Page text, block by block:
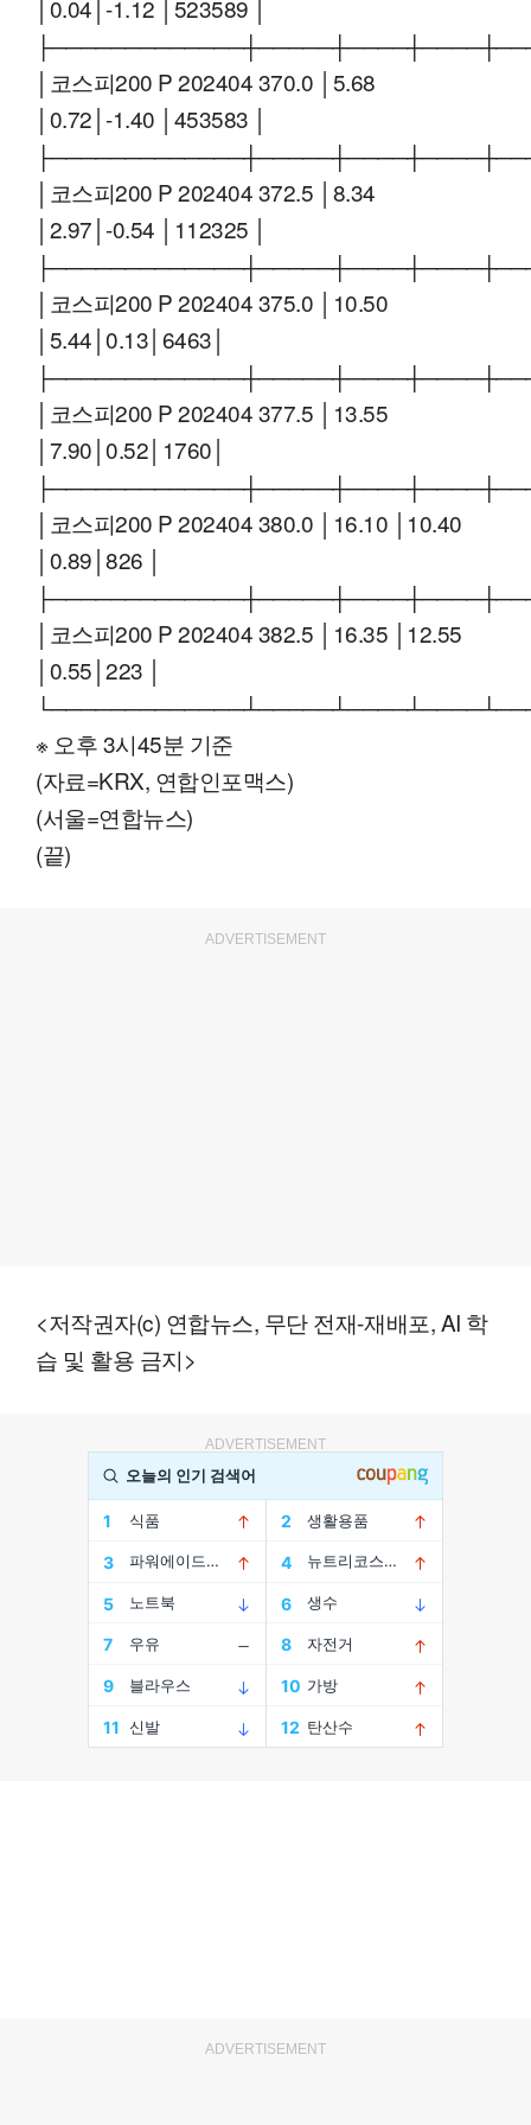
│0.04│-1.12 │523589 │
│코스피200 P 202404 370.0 │5.68
│0.72│-1.40 │453583 │
│코스피200 P 202404 372.5 │8.34
│2.97│-0.54 │112325 │
│코스피200 P 202404 375.0 │10.50
│5.44│0.13│6463│
│코스피200 P 202404 377.5 │13.55
│7.90│0.52│1760│
│코스피200 P 202404 380.0 │16.10 │10.40
│0.89│826 │
│코스피200 P 202404 382.5 │16.35 │12.55
│0.55│223 │
※ 오후 3시45분 기준
(자료=KRX, 연합인포맥스)
(서울=연합뉴스)
(끝)
ADVERTISEMENT
<저작권자(c) 연합뉴스, 무단 전재-재배포, AI 학
습 및 활용 금지>
ADVERTISEMENT
ADVERTISEMENT